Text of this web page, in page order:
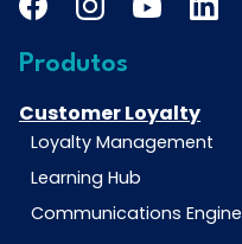
Produtos
Customer Loyalty
Loyalty Management
Learning Hub
Communications Engine